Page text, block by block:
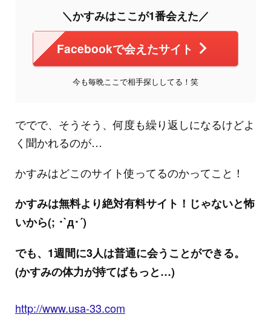
＼かすみはここが1番会えた／
Facebookで会えたサイト
今も毎晩ここで相手探ししてる！笑
ででで、そうそう、何度も繰り返しになるけどよ
く聞かれるのが…
かすみはどこのサイト使ってるのかってこと！
かすみは無料より絶対有料サイト！じゃないと怖
いから(; ･`д･´)
でも、1週間に3人は普通に会うことができる。
(かすみの体力が持てばもっと…)
http://www.usa-33.com